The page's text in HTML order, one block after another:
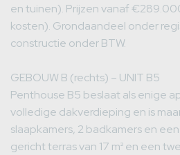
en tuinen). Prijzen vanaf
kosten). Grondaandeel onder
constructie onder BTW.
GEBOUW B (rechts) – UNIT B5
Penthouse B5 beslaat als enige
volledige dakverdieping en is
slaapkamers, 2 badkamers en
gericht terras van 17 m² en een